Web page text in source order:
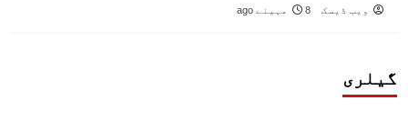
ویب ڈیسک 8 مہینے ago
گیلری